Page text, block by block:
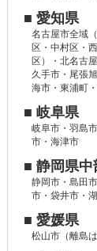
■ 愛知県
名古屋市全域
区・中村区・
区）・北名古
久手市・尾張
海市・東浦町
■ 岐阜県
岐阜市・羽島
市・海津市
■ 静岡県
静岡市・島田
市・袋井市・
■ 愛媛県
松山市（離島